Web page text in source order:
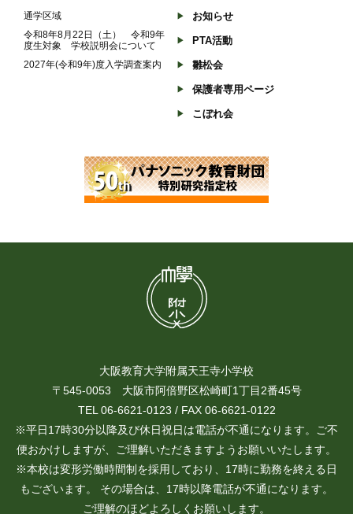
通学区域
令和8年8月22日（土） 令和9年
度生対象 学校説明会について
2027年(令和9年)度入学調査案内
お知らせ
PTA活動
雛松会
保護者専用ページ
こぼれ会
大阪教育大学附属天王寺小学校
〒545-0053 大阪市阿倍野区松崎町1丁目2番45号
TEL 06-6621-0123 / FAX 06-6621-0122
※平日17時30分以降及び休日祝日は電話が不通になります。ご不
便おかけしますが、ご理解いただきますようお願いいたします。
※本校は変形労働時間制を採用しており、17時に勤務を終える日
もございます。 その場合は、17時以降電話が不通になります。
ご理解のほどよろしくお願いします。